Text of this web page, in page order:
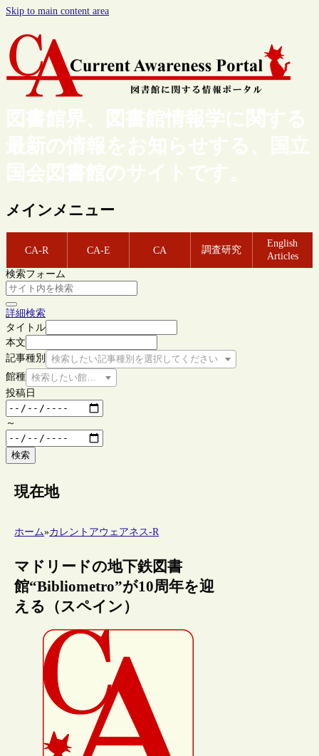
Skip to main content area
図書館界、図書館情報学に関する
最新の情報をお知らせする、国立
国会図書館のサイトです。
メインメニュー
CA-R CA-E CA 調査研究
English
Articles
検索フォーム
詳細検索
タイトル
本文
記事種別
検索したい記事種別を選択してください
館種 検索したい館種を選択してください
投稿日
～
検索
現在地
ホーム»カレントアウェアネス-R
マドリードの地下鉄図書
館“Bibliometro”が10周年を迎
える（スペイン）